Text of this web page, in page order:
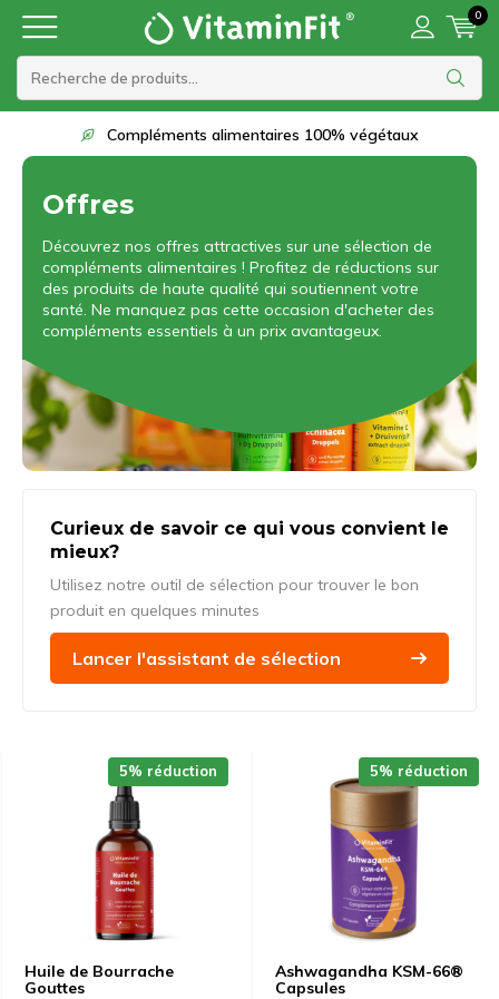
0
Compléments alimentaires 100% végétaux
Offres
Découvrez nos offres attractives sur une sélection de
compléments alimentaires ! Profitez de réductions sur
des produits de haute qualité qui soutiennent votre
santé. Ne manquez pas cette occasion d'acheter des
compléments essentiels à un prix avantageux.
Curieux de savoir ce qui vous convient le
mieux?
Utilisez notre outil de sélection pour trouver le bon
produit en quelques minutes
Lancer l'assistant de sélection
Huile de Bourrache
Gouttes
5% réduction
Ashwagandha KSM-66®
Capsules
5% réduction